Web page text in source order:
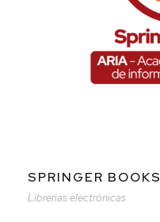
SPRINGER BOOKS
Librerias electrónicas